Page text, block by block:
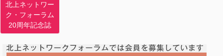
北上ネットワー
ク・フォーラム
20周年記念誌